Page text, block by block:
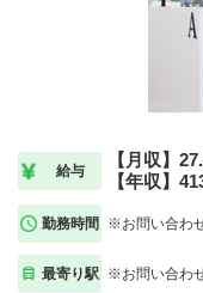
給与
【月収】
【年収】
勤務時間 ※お問い合わ
最寄り駅 ※お問い合わ